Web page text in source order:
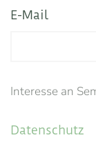
E-Mail
Interesse an
Datenschutz